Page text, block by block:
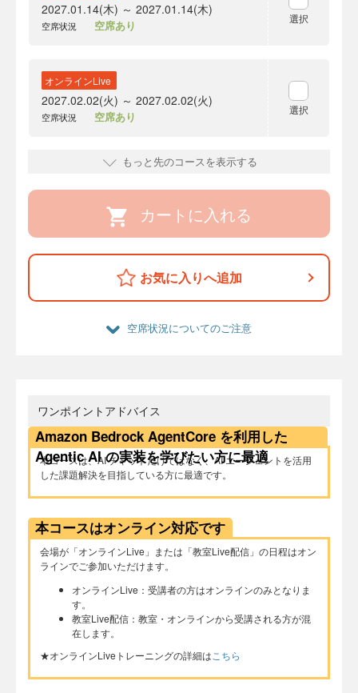
2027.01.14(木) ～ 2027.01.14(木)
空席状況 空席あり 選択
オンラインLive
2027.02.02(火) ～ 2027.02.02(火)
空席状況 空席あり 選択
もっと先のコースを表示する
カートに入れる
お気に入りへ追加
空席状況についてのご注意
ワンポイントアドバイス
Amazon Bedrock AgentCore を利用した
Agentic AI の実装を学びたい方に最適
本コースは、AI チャットだけではなく、AI エージェントを活用
した課題解決を目指している方に最適です。
本コースはオンライン対応です
会場が「オンラインLive」または「教室Live配信」の日程はオン
ラインでご参加いただけます。
オンラインLive：受講者の方はオンラインのみとなりま
す。
教室Live配信：教室・オンラインから受講される方が混
在します。
★オンラインLiveトレーニングの詳細は こちら